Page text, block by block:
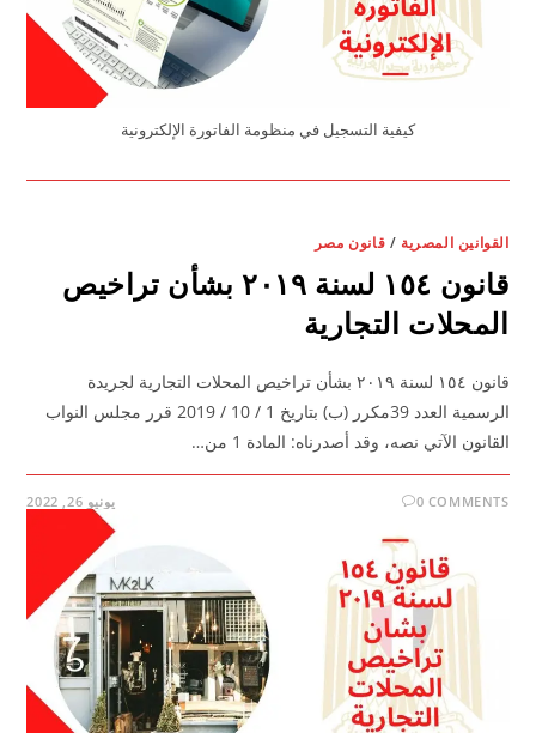
كيفية التسجيل في منظومة الفاتورة الإلكترونية
القوانين المصرية / قانون مصر
قانون ١٥٤ لسنة ٢٠١٩ بشأن تراخيص
المحلات التجارية
قانون ١٥٤ لسنة ٢٠١٩ بشأن تراخيص المحلات التجارية لجريدة
الرسمية العدد 39مكرر (ب) بتاريخ 1 / 10 / 2019 قرر مجلس النواب
القانون الآتي نصه، وقد أصدرناه: المادة 1 من…
0 COMMENTS يونيو 26, 2022